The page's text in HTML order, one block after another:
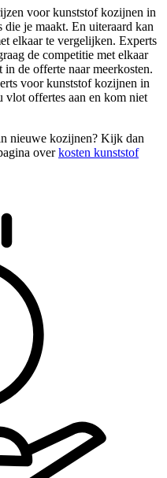
voor kunststof kozijnen in
je maakt. En uiteraard kan
elkaar te vergelijken. Experts
de competitie met elkaar
de offerte naar meerkosten.
voor kunststof kozijnen in
offertes aan en kom niet
nieuwe kozijnen? Kijk dan
overkosten kunststof